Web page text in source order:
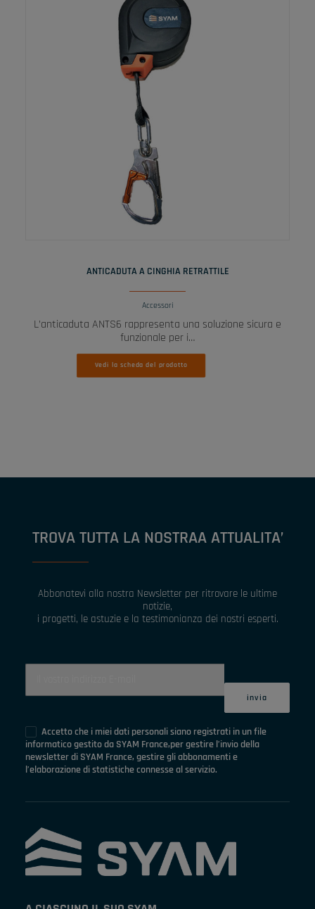
ANTICADUTA A CINGHIA RETRATTILE
Accessori
L’anticaduta ANTS6 rappresenta una soluzione sicura e
funzionale per i…
Vedi la scheda del prodotto
TROVA TUTTA LA NOSTRAA ATTUALITA’
Abbonatevi alla nostra Newsletter per ritrovare le ultime
notizie,
i progetti, le astuzie e la testimonianza dei nostri esperti.
Accetto che i miei dati personali siano registrati in un file
informatico gestito da SYAM France,per gestire l’invio della
newsletter di SYAM France, gestire gli abbonamenti e
l’elaborazione di statistiche connesse al servizio.